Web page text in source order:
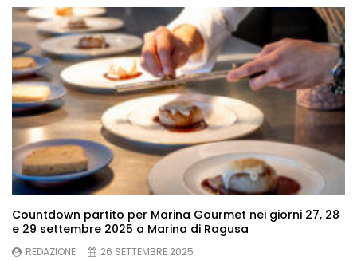
Countdown partito per Marina Gourmet nei giorni 27, 28
e 29 settembre 2025 a Marina di Ragusa
REDAZIONE
26 SETTEMBRE 2025